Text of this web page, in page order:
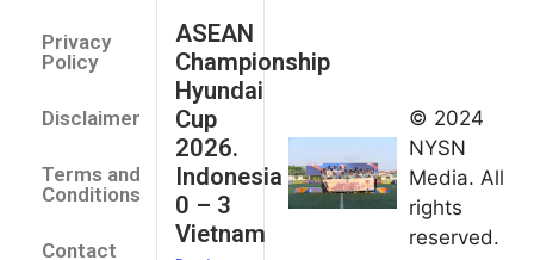
Privacy
Policy
Disclaimer
Terms and
Conditions
Contact
ASEAN
Championship
Hyundai
Cup
2026.
Indonesia
0 – 3
Vietnam
umum
Kejurnas
Panahan
Junior di
Kudus
© 2024
NYSN
Media. All
rights
reserved.